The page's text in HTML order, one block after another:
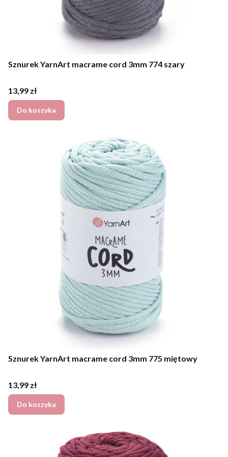
Sznurek YarnArt macrame cord 3mm 774 szary
Cena
13,99 zł
Do koszyka
Sznurek YarnArt macrame cord 3mm 775 miętowy
Cena
13,99 zł
Do koszyka